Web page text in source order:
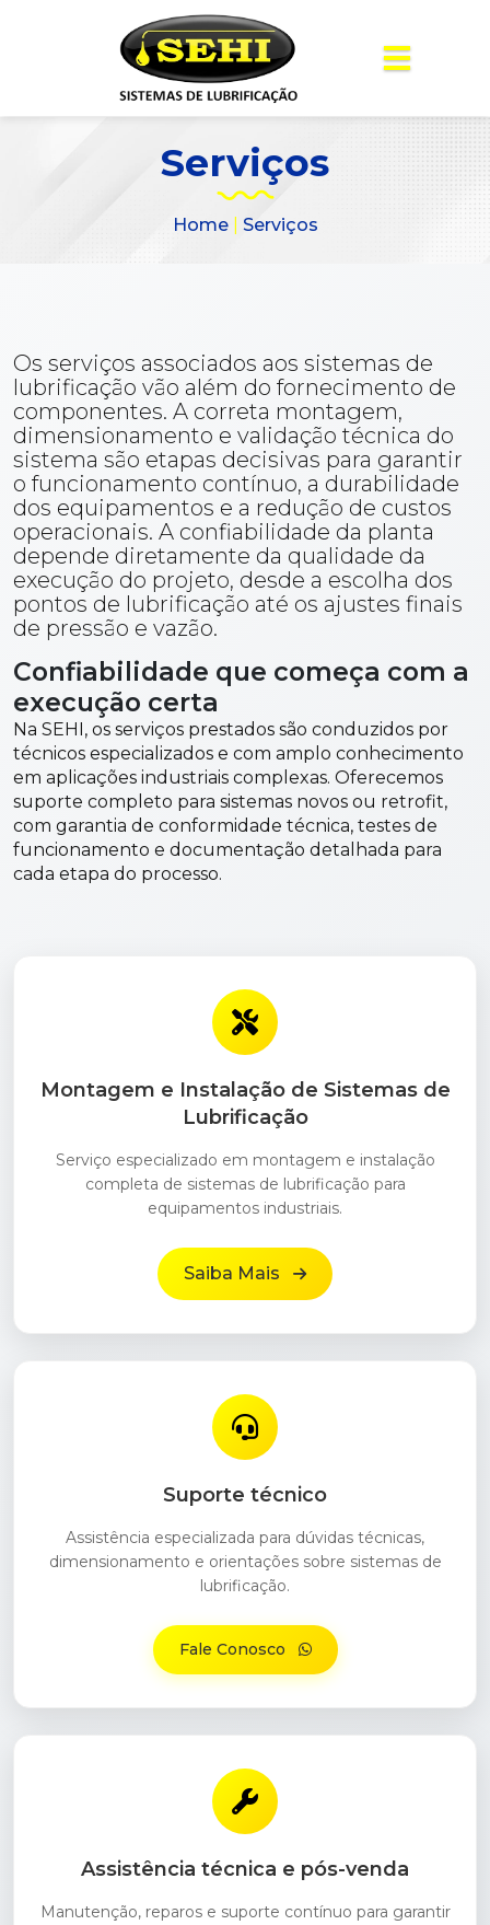
Serviços
Home| Serviços
Os serviços associados aos sistemas de
lubrificação vão além do fornecimento de
componentes. A correta montagem,
dimensionamento e validação técnica do
sistema são etapas decisivas para garantir
o funcionamento contínuo, a durabilidade
dos equipamentos e a redução de custos
operacionais. A confiabilidade da planta
depende diretamente da qualidade da
execução do projeto, desde a escolha dos
pontos de lubrificação até os ajustes finais
de pressão e vazão.
Confiabilidade que começa com a
execução certa
Na SEHI, os serviços prestados são conduzidos por
técnicos especializados e com amplo conhecimento
em aplicações industriais complexas. Oferecemos
suporte completo para sistemas novos ou retrofit,
com garantia de conformidade técnica, testes de
funcionamento e documentação detalhada para
cada etapa do processo.
Montagem e Instalação de Sistemas de
Lubrificação
Serviço especializado em montagem e instalação
completa de sistemas de lubrificação para
equipamentos industriais.
Saiba Mais
Suporte técnico
Assistência especializada para dúvidas técnicas,
dimensionamento e orientações sobre sistemas de
lubrificação.
Fale Conosco
Assistência técnica e pós-venda
Manutenção, reparos e suporte contínuo para garantir